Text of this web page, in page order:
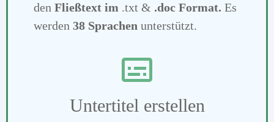
den Fließtext im .txt & .doc Format. Es
werden 38 Sprachen unterstützt.
Untertitel erstellen